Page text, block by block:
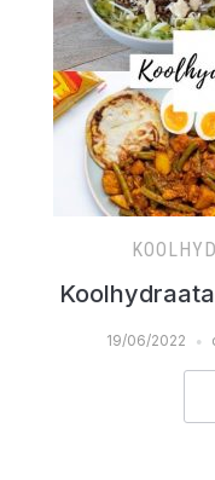
19/06/2022